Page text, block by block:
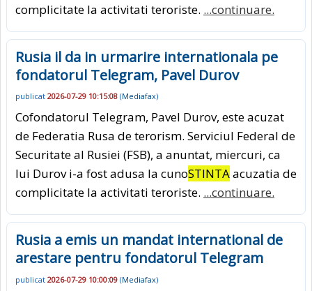
complicitate la activitati teroriste. ...continuare.
Rusia il da in urmarire internationala pe
fondatorul Telegram, Pavel Durov
publicat 2026-07-29 10:15:08 (Mediafax)
Cofondatorul Telegram, Pavel Durov, este acuzat
de Federatia Rusa de terorism. Serviciul Federal de
Securitate al Rusiei (FSB), a anuntat, miercuri, ca
lui Durov i-a fost adusa la cunoSTINTAacuzatia de
complicitate la activitati teroriste. ...continuare.
Rusia a emis un mandat international de
arestare pentru fondatorul Telegram
publicat 2026-07-29 10:00:09 (Mediafax)